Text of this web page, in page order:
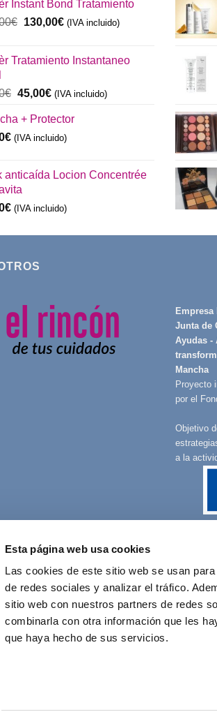
Esta página web usa cookies
Las cookies de este sitio web se usan
de redes sociales y analizar el tráfico.
sitio web con nuestros partners de redes
combinarla con otra información que les
que haya hecho de sus servicios.
Instant Bond Tratamiento
€ El
era:
130,00€El
es:
(IVA incluido)
Tratamiento Instantaneo
€ El
original
era:
45,00€El
actual
es:
(IVA incluido)
+ Protector
€ (IVA incluido)
anticaída Locion Concentrée
€ (IVA incluido)
Junta de
Ayudas -
Mancha
Proyecto
por el
Objetivo
a la